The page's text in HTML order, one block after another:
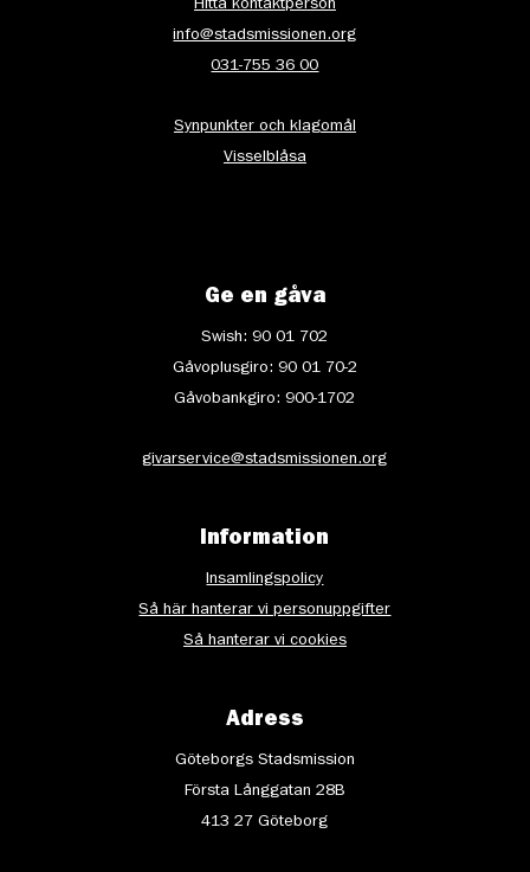
Hitta kontaktperson
info@stadsmissionen.org
031-755 36 00
Synpunkter och klagomål
Visselblåsa
Ge en gåva
Swish: 90 01 702
Gåvoplusgiro: 90 01 70-2
Gåvobankgiro: 900-1702
givarservice@stadsmissionen.org
Information
Insamlingspolicy
Så här hanterar vi personuppgifter
Så hanterar vi cookies
Adress
Göteborgs Stadsmission
Första Långgatan 28B
413 27 Göteborg